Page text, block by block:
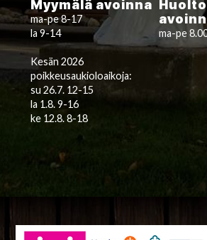
Myymälä avoinna
ma-pe 8-17
la 9-14
Kesän 2026
poikkeusaukioloaikoja:
su 26.7. 12-15
la 1.8. 9-16
ke 12.8. 8-18
ma-pe